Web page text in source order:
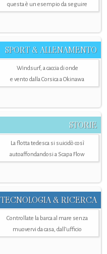
questa è un esempio da seguire
SPORT & ALLENAMENTO
Windsurf, a caccia di onde
e vento dalla Corsica a Okinawa
STORIE
La flotta tedesca si suicidò così
autoaffondandosi a Scapa Flow
TECNOLOGIA & RICERCA
Controllate la barca al mare senza
muovervi da casa, dall’ufficio